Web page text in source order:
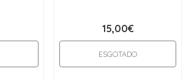
15,00€
ESGOTADO